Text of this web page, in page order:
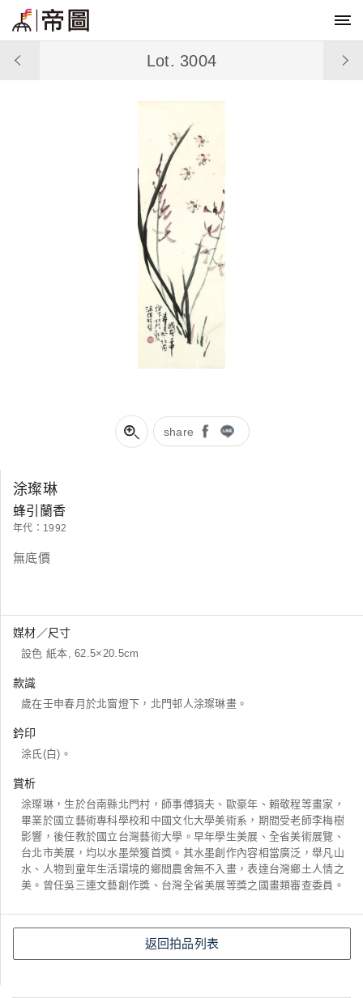
share
Lot. 3004
涂璨琳
蜂引蘭香
年代：1992
無底價
媒材／尺寸
設色 紙本, 62.5×20.5cm
款識
歲在壬申春月於北窗燈下，北門邨人涂璨琳畫。
鈐印
涂氏(白)。
賞析
涂璨琳，生於台南縣北門村，師事傅狷夫、歐豪年、賴敬程等畫家，
畢業於國立藝術專科學校和中國文化大學美術系，期間受老師李梅樹
影響，後任教於國立台灣藝術大學。早年學生美展、全省美術展覽、
台北市美展，均以水墨榮獲首獎。其水墨創作內容相當廣泛，舉凡山
水、人物到童年生活環境的鄉間農舍無不入畫，表達台灣鄉土人情之
美。曾任吳三連文藝創作獎、台灣全省美展等獎之國畫類審查委員。
返回拍品列表